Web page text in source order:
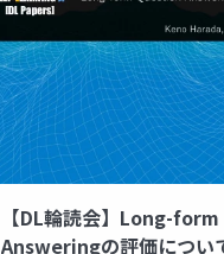
【DL輪読会】Long-
Answeringの評価につい